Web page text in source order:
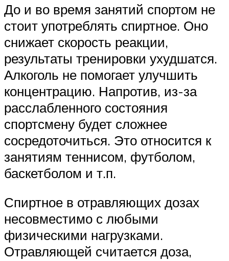
До и во время занятий спортом не
стоит употреблять спиртное. Оно
снижает скорость реакции,
результаты тренировки ухудшатся.
Алкоголь не помогает улучшить
концентрацию. Напротив, из-за
расслабленного состояния
спортсмену будет сложнее
сосредоточиться. Это относится к
занятиям теннисом, футболом,
баскетболом и т.п.
Спиртное в отравляющих дозах
несовместимо с любыми
физическими нагрузками.
Отравляющей считается доза,